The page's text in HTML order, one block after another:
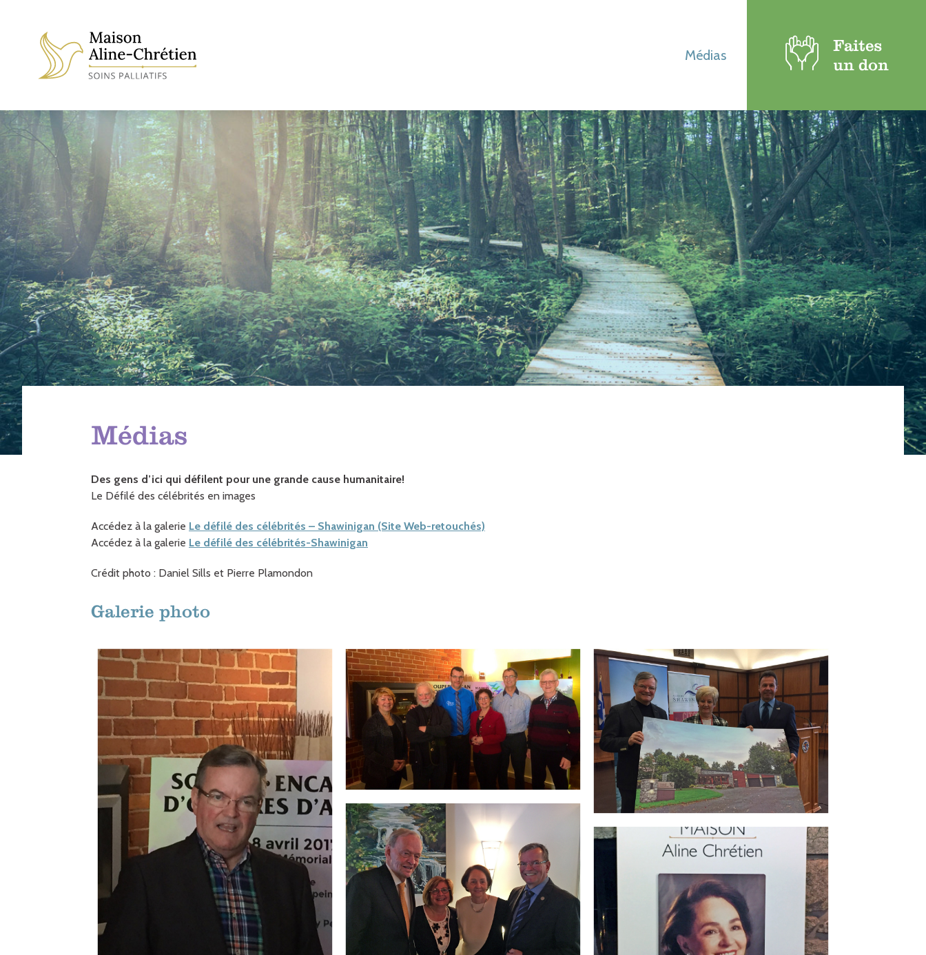
Médias
Faites
un don
Médias
Des gens d’ici qui défilent pour une grande cause humanitaire!
Le Défilé des célébrités en images
Accédez à la galerie Le défilé des célébrités – Shawinigan (Site Web-retouchés)
Accédez à la galerie Le défilé des célébrités-Shawinigan
Crédit photo : Daniel Sills et Pierre Plamondon
Galerie photo